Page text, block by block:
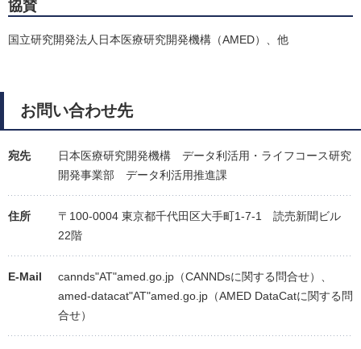
協賛
国立研究開発法人日本医療研究開発機構（AMED）、他
お問い合わせ先
宛先
日本医療研究開発機構 データ利活用・ライフコース研究
開発事業部 データ利活用推進課
住所
〒100-0004 東京都千代田区大手町1-7-1 読売新聞ビル
22階
E-Mail
cannds"AT"amed.go.jp（CANNDsに関する問合せ）、
amed-datacat"AT"amed.go.jp（AMED DataCatに関する問
合せ）